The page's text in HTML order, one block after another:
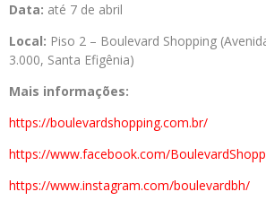
Data: até 7 de abril
Local: Piso 2 – Boulevard Shopping
3.000, Santa Efigênia)
Mais informações:
https://boulevardshopping.com.br/
https://www.facebook.com/
https://www.instagram.com/boulevardbh/